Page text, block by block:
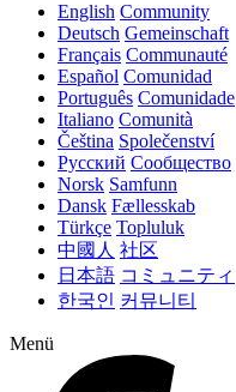
English Community
Deutsch Gemeinschaft
Français Communauté
Español Comunidad
Português Comunidade
Italiano Comunità
Čeština Společenství
Русский Сообщество
Norsk Samfunn
Dansk Fællesskab
Türkçe Topluluk
中國人 社区
日本語 コミュニティ
한국인 커뮤니티
Menü